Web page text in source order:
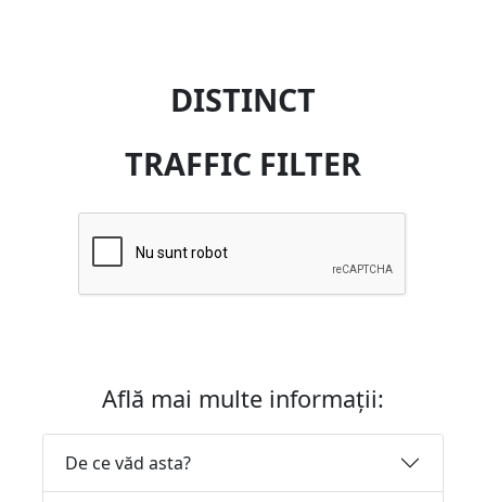
DISTINCT
TRAFFIC FILTER
Află mai multe informații:
De ce văd asta?